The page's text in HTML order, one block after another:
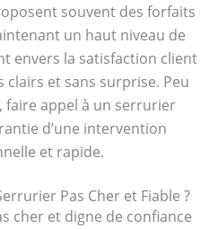
souvent des forfaits
un haut niveau de
envers la satisfaction client
et sans surprise. Peu
appel à un serrurier
d’une intervention
et rapide.
Pas Cher et Fiable ?
cher et digne de confiance